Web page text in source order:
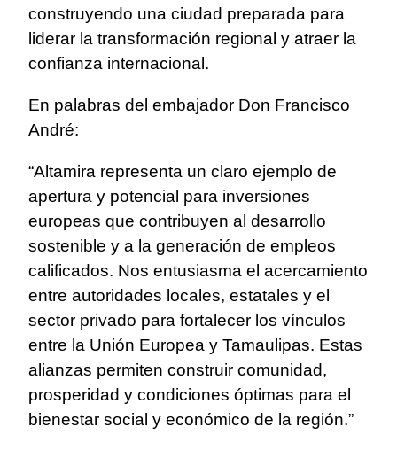
construyendo una ciudad preparada para
liderar la transformación regional y atraer la
confianza internacional.
En palabras del embajador Don Francisco
André:
“Altamira representa un claro ejemplo de
apertura y potencial para inversiones
europeas que contribuyen al desarrollo
sostenible y a la generación de empleos
calificados. Nos entusiasma el acercamiento
entre autoridades locales, estatales y el
sector privado para fortalecer los vínculos
entre la Unión Europea y Tamaulipas. Estas
alianzas permiten construir comunidad,
prosperidad y condiciones óptimas para el
bienestar social y económico de la región.”